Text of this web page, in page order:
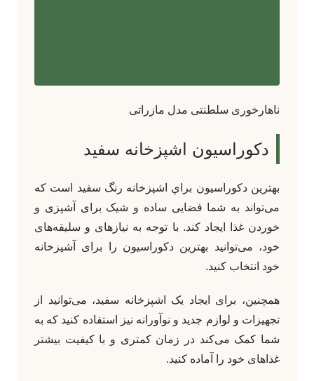
ناهارخوری سلطنتی مدل مازراتی
دکوراسیون اشپزخانه سفید
بهترين دکوراسيون براي اشپزخانه رنگ سفید است که
می‌تواند به شما فضایی ساده و شیک برای آشپزی و
خوردن غذا ایجاد کند. با توجه به نیازهای و سلیقه‌های
خود، می‌توانید بهترین دکوراسیون را برای آشپزخانه
خود انتخاب کنید.
همچنین، برای ایجاد یک اشپزخانه سفید، می‌توانید از
تجهیزات و لوازم جدید و نوآورانه نیز استفاده کنید که به
شما کمک می‌کند در زمان کمتری و با کیفیت بیشتر
غذاهای خود را آماده کنید.